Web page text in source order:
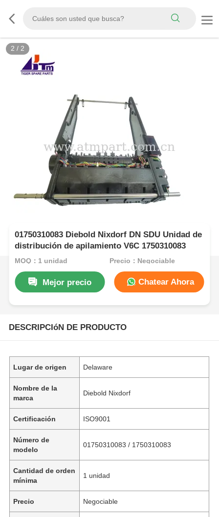
2 / 2
01750310083 Diebold Nixdorf DN SDU Unidad de
distribución de apilamiento V6C 1750310083
MOQ：1 unidad Precio：Negociable
Mejor precio Chatear Ahora
DESCRIPCIóN DE PRODUCTO
Lugar de origen Delaware
Nombre de la
marca
Diebold Nixdorf
Certificación ISO9001
Número de
modelo
01750310083 / 1750310083
Cantidad de orden
mínima
1 unidad
Precio Negociable